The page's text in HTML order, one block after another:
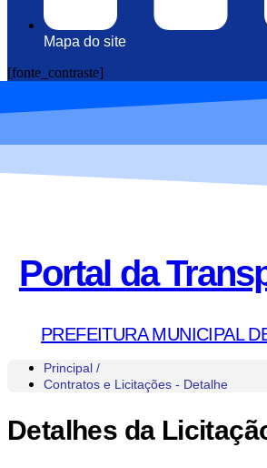
Mapa do site
[fonte_contraste]
Portal da
PREFEITURA MUNICIPAL
Principal /
Contratos e Licitações - Detalhe
Detalhes da